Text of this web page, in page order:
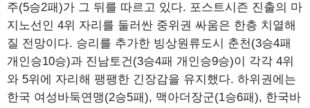
주(5승2패)가 그 뒤를 따르고 있다. 포스트시즌 진출의 마
지노선인 4위 자리를 둘러싼 중위권 싸움은 한층 치열해
질 전망이다. 승리를 추가한 빙상원류도시 춘천(3승4패
개인승10승)과 진남토건(3승4패 개인승9승)이 각각 4위
와 5위에 자리해 팽팽한 긴장감을 유지했다. 하위권에는
한국 여성바둑연맹(2승5패), 맥아더장군(1승6패), 한국바